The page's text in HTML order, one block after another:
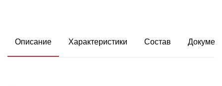
Описание Характеристики Состав